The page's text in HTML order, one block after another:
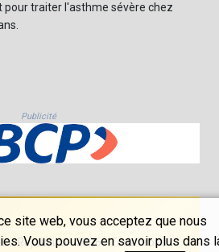
site web, vous acceptez que nous
Vous pouvez en savoir plus dans
pour traiter l'asthme sévère chez
Publicité
República - 2026 - Tous droits